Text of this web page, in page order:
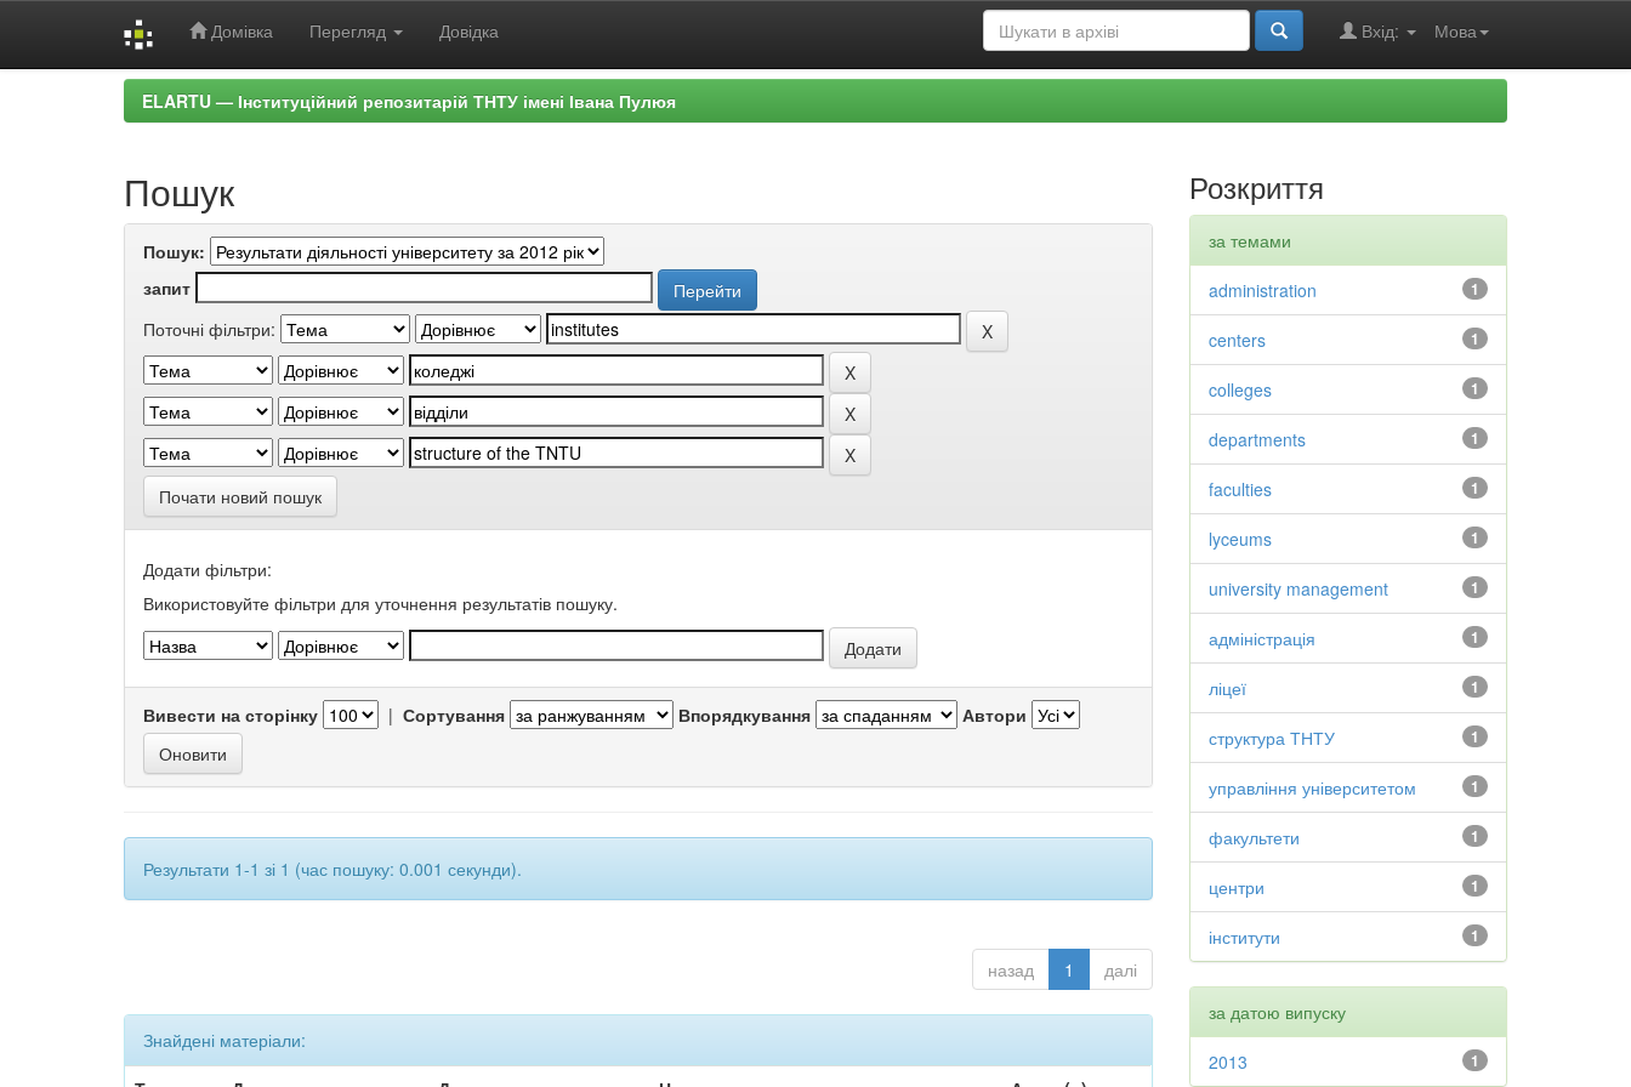
Домівка Перегляд Довідка Мова
Вхід:
ELARTU — Інституційний репозитарій ТНТУ імені Івана Пулюя
Пошук
Пошук:
запит
Поточні фільтри:
Почати новий пошук
Додати фільтри:
Використовуйте фільтри для уточнення результатів пошуку.
Вивести на сторінку | Сортування Впорядкування Автори
Результати 1-1 зі 1 (час пошуку: 0.001 секунди).
назад 1 далі
Знайдені матеріали:
Розкриття
за темами
1
administration
1
centers
1
colleges
1
departments
1
faculties
1
lyceums
1
university management
1
адміністрація
1
ліцеї
1
структура ТНТУ
1
управління університетом
1
факультети
1
центри
1
інститути
за датою випуску
1
2013